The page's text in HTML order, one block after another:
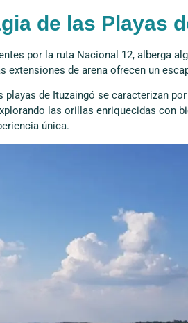
de las Playas
por la ruta Nacional 12, alberga
extensiones de arena ofrecen un
de Ituzaingó se caracterizan
las orillas enriquecidas con
única.